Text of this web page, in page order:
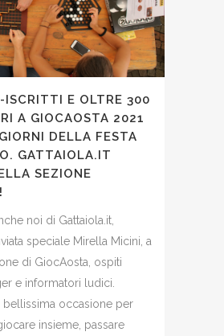
ISCRITTI E OLTRE 300
A GIOCAOSTA 2021
DELLA FESTA
GATTAIOLA.IT
SEZIONE
noi di Gattaiola.it,
speciale Mirella Micini, a
di GiocAosta, ospiti
e informatori ludici.
bellissima occasione per
insieme, passare